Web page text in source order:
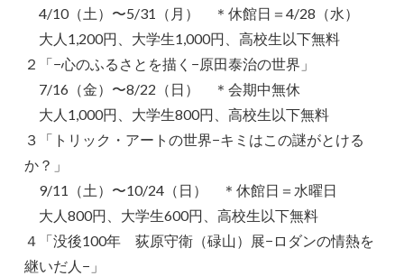
4/10（土）〜5/31（月） ＊休館日＝4/28（水）
大人1,200円、大学生1,000円、高校生以下無料
２「−心のふるさとを描く−原田泰治の世界」
7/16（金）〜8/22（日） ＊会期中無休
大人1,000円、大学生800円、高校生以下無料
３「トリック・アートの世界−キミはこの謎がとける
か？」
9/11（土）〜10/24（日） ＊休館日＝水曜日
大人800円、大学生600円、高校生以下無料
４「没後100年 荻原守衛（碌山）展−ロダンの情熱を
継いだ人−」